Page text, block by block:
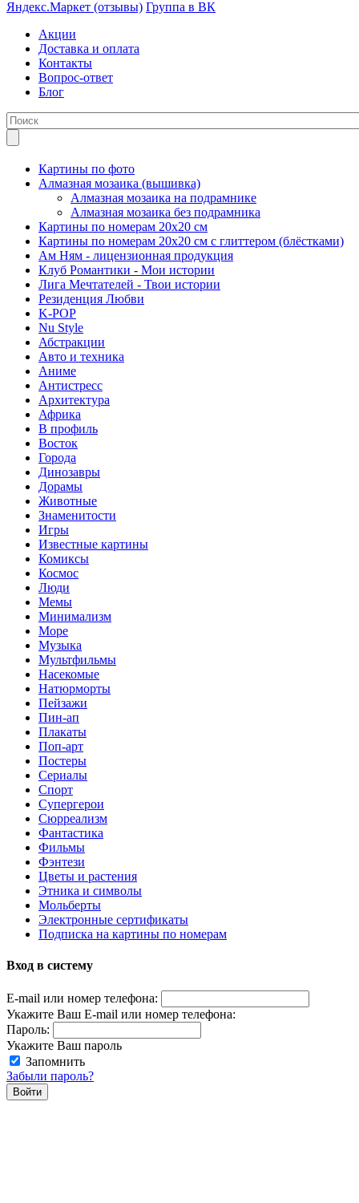
Яндекс.Маркет (отзывы) Группа в ВК
Акции
Доставка и оплата
Контакты
Вопрос-ответ
Блог
Картины по фото
Алмазная мозаика (вышивка)
Алмазная мозаика на подрамнике
Алмазная мозаика без подрамника
Картины по номерам 20х20 см
Картины по номерам 20х20 см с глиттером (блёстками)
Ам Ням - лицензионная продукция
Клуб Романтики - Мои истории
Лига Мечтателей - Твои истории
Резиденция Любви
K-POP
Nu Style
Абстракции
Авто и техника
Аниме
Антистресс
Архитектура
Африка
В профиль
Восток
Города
Динозавры
Дорамы
Животные
Знаменитости
Игры
Известные картины
Комиксы
Космос
Люди
Мемы
Минимализм
Море
Музыка
Мультфильмы
Насекомые
Натюрморты
Пейзажи
Пин-ап
Плакаты
Поп-арт
Постеры
Сериалы
Спорт
Супергерои
Сюрреализм
Фантастика
Фильмы
Фэнтези
Цветы и растения
Этника и символы
Мольберты
Электронные сертификаты
Подписка на картины по номерам
Вход в систему
E-mail или номер телефона:
Укажите Ваш E-mail или номер телефона:
Пароль:
Укажите Ваш пароль
Запомнить
Забыли пароль?